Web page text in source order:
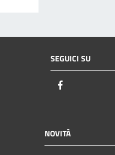
SEGUICI SU
NOVITÀ